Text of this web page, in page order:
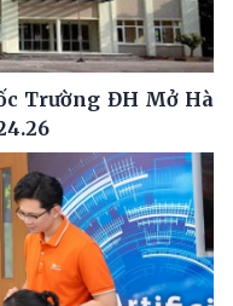
Trường ĐH Mở Hà